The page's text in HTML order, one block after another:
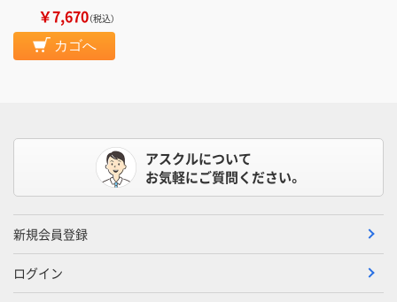
￥7,670（税込）
カゴへ
アスクルについて
お気軽にご質問ください。
新規会員登録
ログイン